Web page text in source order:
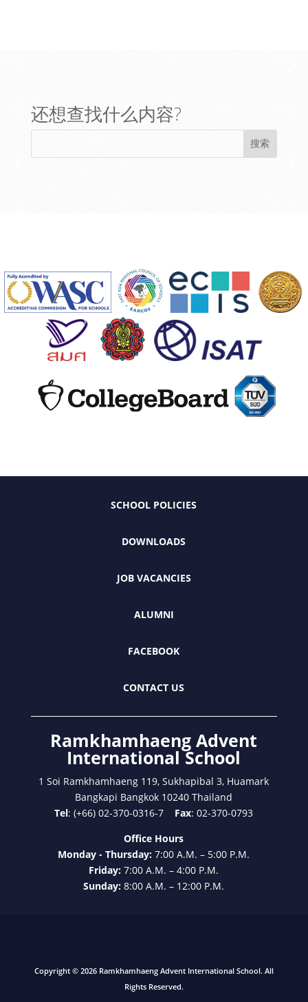
还想查找什么内容?
SCHOOL POLICIES
DOWNLOADS
JOB VACANCIES
ALUMNI
FACEBOOK
CONTACT US
Ramkhamhaeng Advent
International School
1 Soi Ramkhamhaeng 119, Sukhapibal 3, Huamark
Bangkapi Bangkok 10240 Thailand
Tel: (+66) 02-370-0316-7 Fax: 02-370-0793
Office Hours
Monday - Thursday:7:00 A.M. – 5:00 P.M.
Friday:7:00 A.M. – 4:00 P.M.
Sunday:8:00 A.M. – 12:00 P.M.
Copyright © 2026 Ramkhamhaeng Advent International School. All
Rights Reserved.